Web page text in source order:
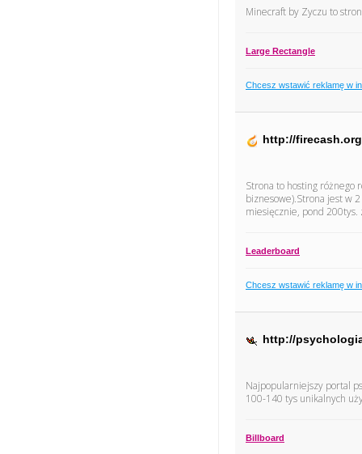
Minecraft by Zyczu to
Large Rectangle
Chcesz wstawić reklamę w
http://firecash.org
Strona to hosting różnego
biznesowe).Strona jest w
miesięcznie, pond
Leaderboard
Chcesz wstawić reklamę w
http://
Najpopularniejszy portal
100-140 tys unikalnych
Billboard